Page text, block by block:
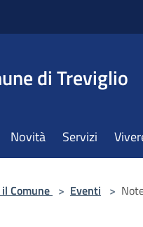
di Treviglio
Novità Servizi
Comune > Eventi >